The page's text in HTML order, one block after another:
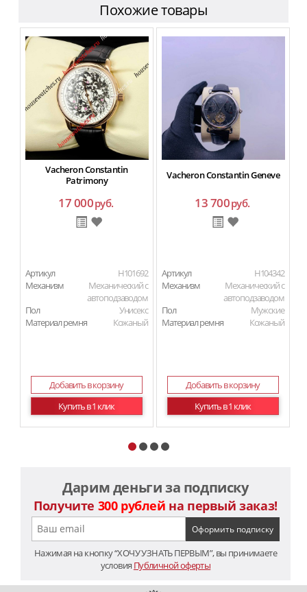
Похожие товары
Vacheron Constantin
Patrimony
17 000руб.
Артикул
H101692
Механизм
Механический с
автоподзаводом
Пол
Унисекс
Материал ремня
Кожаный
Добавить в корзину
Купить в 1 клик
Vacheron Constantin Geneve
13 700руб.
Артикул
H104342
Механизм
Механический с
автоподзаводом
Пол
Мужские
Материал ремня
Кожаный
Добавить в корзину
Купить в 1 клик
Дарим деньги за подписку
Получите 300 рублей на первый заказ!
Нажимая на кнопку “ХОЧУ УЗНАТЬ ПЕРВЫМ”, вы принимаете
условия Публичной оферты